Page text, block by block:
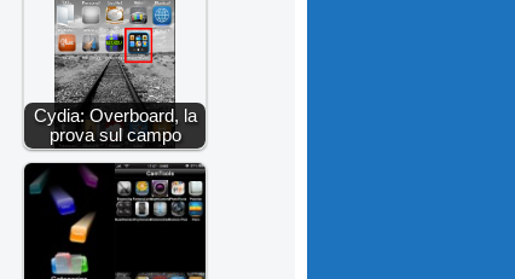
Cydia: Overboard, la
prova sul campo